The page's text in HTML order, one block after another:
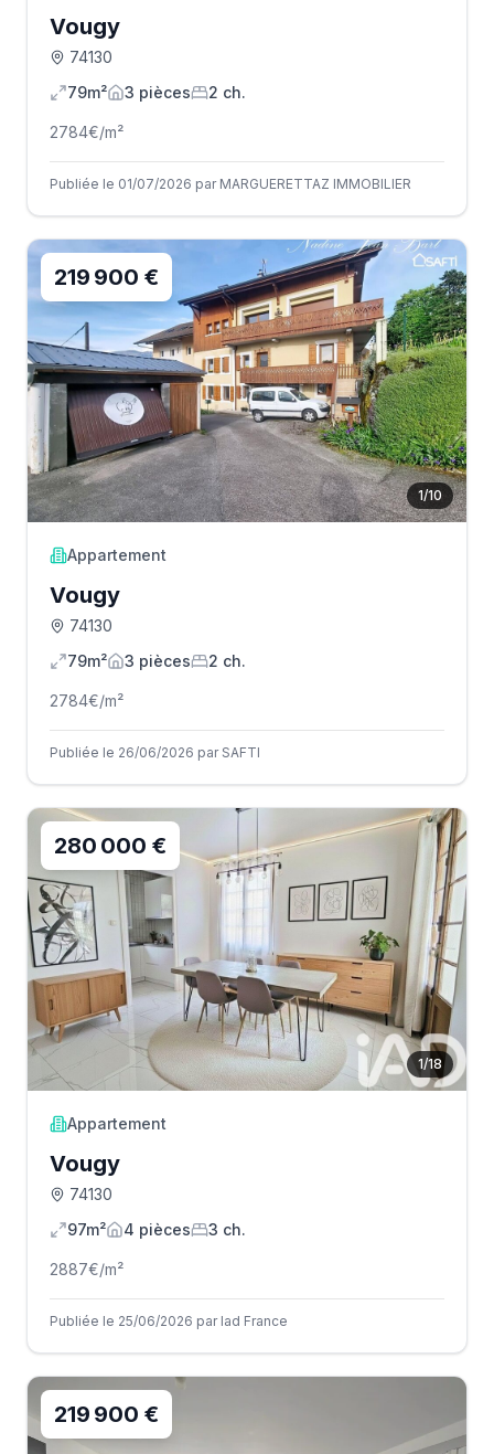
Vougy
74130
79m²
3 pièces 2 ch.
2784€/m²
Publiée le 01/07/2026 par MARGUERETTAZ IMMOBILIER
1/10
219 900 €
Appartement
Vougy
74130
79m²
3 pièces 2 ch.
2784€/m²
Publiée le 26/06/2026 par SAFTI
1/18
280 000 €
Appartement
Vougy
74130
97m²
4 pièces 3 ch.
2887€/m²
Publiée le 25/06/2026 par Iad France
219 900 €